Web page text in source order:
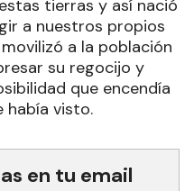
tierras y así nació
a nuestros propios
a la población
su regocijo y
que encendía
había visto.
en tu email